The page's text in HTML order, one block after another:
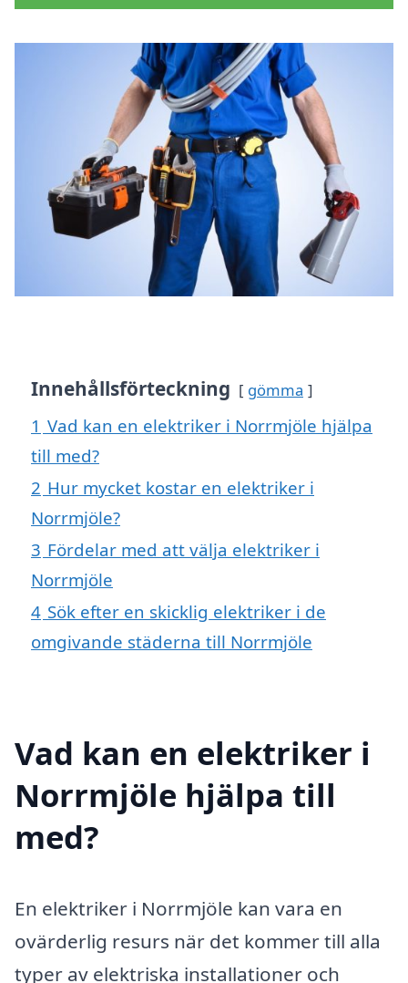
Innehållsförteckning gömma
1 Vad kan en elektriker i Norrmjöle hjälpa
till med?
2 Hur mycket kostar en elektriker i
Norrmjöle?
3 Fördelar med att välja elektriker i
Norrmjöle
4 Sök efter en skicklig elektriker i de
omgivande städerna till Norrmjöle
Vad kan en elektriker i
Norrmjöle hjälpa till
med?
En elektriker i Norrmjöle kan vara en
ovärderlig resurs när det kommer till alla
typer av elektriska installationer och